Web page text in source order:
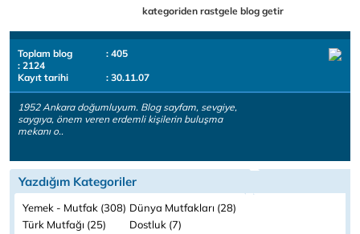
kategoriden rastgele blog getir
Toplam blog
: 405
: 2124
Kayıt tarihi
: 30.11.07
1952 Ankara doğumluyum. Blog sayfam, sevgiye,
saygıya, önem veren erdemli kişilerin buluşma
mekanı o..
Yazdığım Kategoriler
Yemek - Mutfak (308) Dünya Mutfakları (28)
Türk Mutfağı (25)
Dostluk (7)